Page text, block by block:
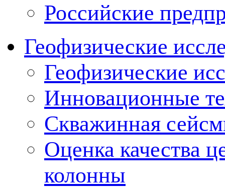
Российские
Геофизические
Геофизические
Инновационные
Скважинная
Оценка качества
колонны